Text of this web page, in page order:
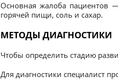
Основная жалоба пациентов
горячей пищи, соль и сахар.
МЕТОДЫ ДИАГНОСТИКИ
Чтобы определить стадию
Для диагностики специалист